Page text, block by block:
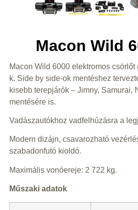
Macon Wild
Macon Wild 6000 elektromos csörlőt
k, Side by side-ok mentéshez
kisebb terepjárók – Jimny, Samurai,
mentésére is.
Vadászautókhoz vadfelhúzásra a
Modern dizájn, csavarozható
szabadonfutó kioldó.
Maximális vonóereje: 2 722 kg.
Műszaki adatok